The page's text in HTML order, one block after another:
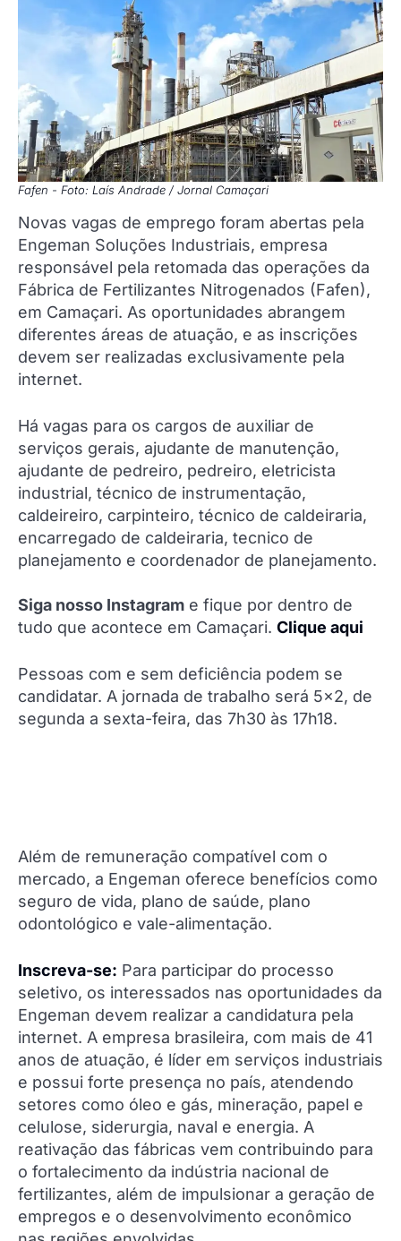
Fafen - Foto: Laís Andrade / Jornal Camaçari
Novas vagas de emprego foram abertas pela
Engeman Soluções Industriais, empresa
responsável pela retomada das operações da
Fábrica de Fertilizantes Nitrogenados (Fafen),
em Camaçari. As oportunidades abrangem
diferentes áreas de atuação, e as inscrições
devem ser realizadas exclusivamente pela
internet.
Há vagas para os cargos de auxiliar de
serviços gerais, ajudante de manutenção,
ajudante de pedreiro, pedreiro, eletricista
industrial, técnico de instrumentação,
caldeireiro, carpinteiro, técnico de caldeiraria,
encarregado de caldeiraria, tecnico de
planejamento e coordenador de planejamento.
Siga nosso Instagram e fique por dentro de
tudo que acontece em Camaçari. Clique aqui
Pessoas com e sem deficiência podem se
candidatar. A jornada de trabalho será 5×2, de
segunda a sexta-feira, das 7h30 às 17h18.
Além de remuneração compatível com o
mercado, a Engeman oferece benefícios como
seguro de vida, plano de saúde, plano
odontológico e vale-alimentação.
Inscreva-se: Para participar do processo
seletivo, os interessados nas oportunidades da
Engeman devem realizar a candidatura pela
internet. A empresa brasileira, com mais de 41
anos de atuação, é líder em serviços industriais
e possui forte presença no país, atendendo
setores como óleo e gás, mineração, papel e
celulose, siderurgia, naval e energia. A
reativação das fábricas vem contribuindo para
o fortalecimento da indústria nacional de
fertilizantes, além de impulsionar a geração de
empregos e o desenvolvimento econômico